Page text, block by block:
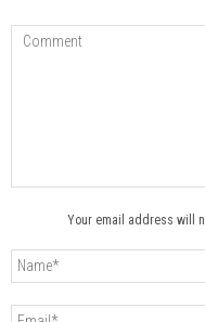
Your email address will